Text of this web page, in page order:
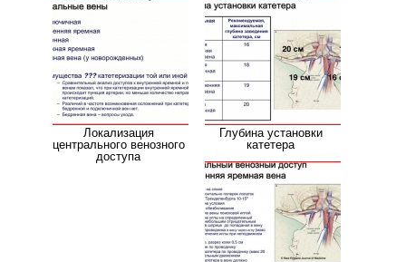
Добавить материал
Локализация
центрального венозного
доступа
Глубина установки
катетера